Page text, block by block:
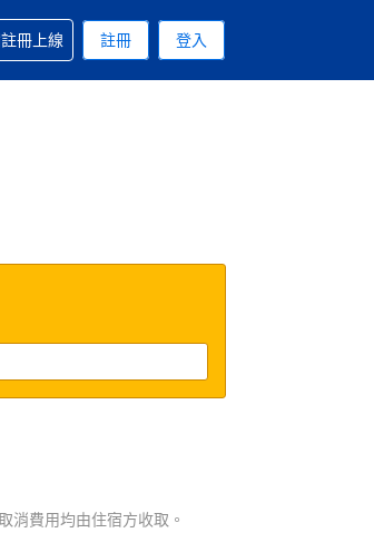
幣別為美元
所選的語言是繁體中文
助
冊上線 註冊 登入
消費用均由住宿方收取。